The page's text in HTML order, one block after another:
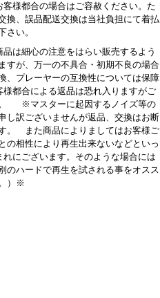
様都合の場合はご容赦ください。た
換、誤品配送交換は当社負担にて着払
さい。
は細心の注意をはらい販売するよう
すが、万一の不具合・初期不良の場合
、プレーヤーの互換性については保障
都合による返品は恐れ入りますがご
※マスターに起因するノイズ等の
し訳ございませんが返品、交換はお断
。 また商品によりましてはお客様ご
の相性により再生出来ないなどといっ
にございます。そのような場合には
のハードで再生を試される事をオスス
）※